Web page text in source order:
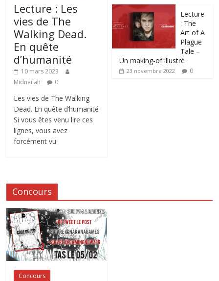
Lecture : Les
vies de The
Walking Dead.
En quête
d’humanité
10 mars 2023
Midnailah
0
Les vies de The Walking
Dead. En quête d’humanité
Si vous êtes venu lire ces
lignes, vous avez
forcément vu
Lecture
: The
Art of A
Plague
Tale –
Un making-of illustré
23 novembre 2022 0
Concours
Concours